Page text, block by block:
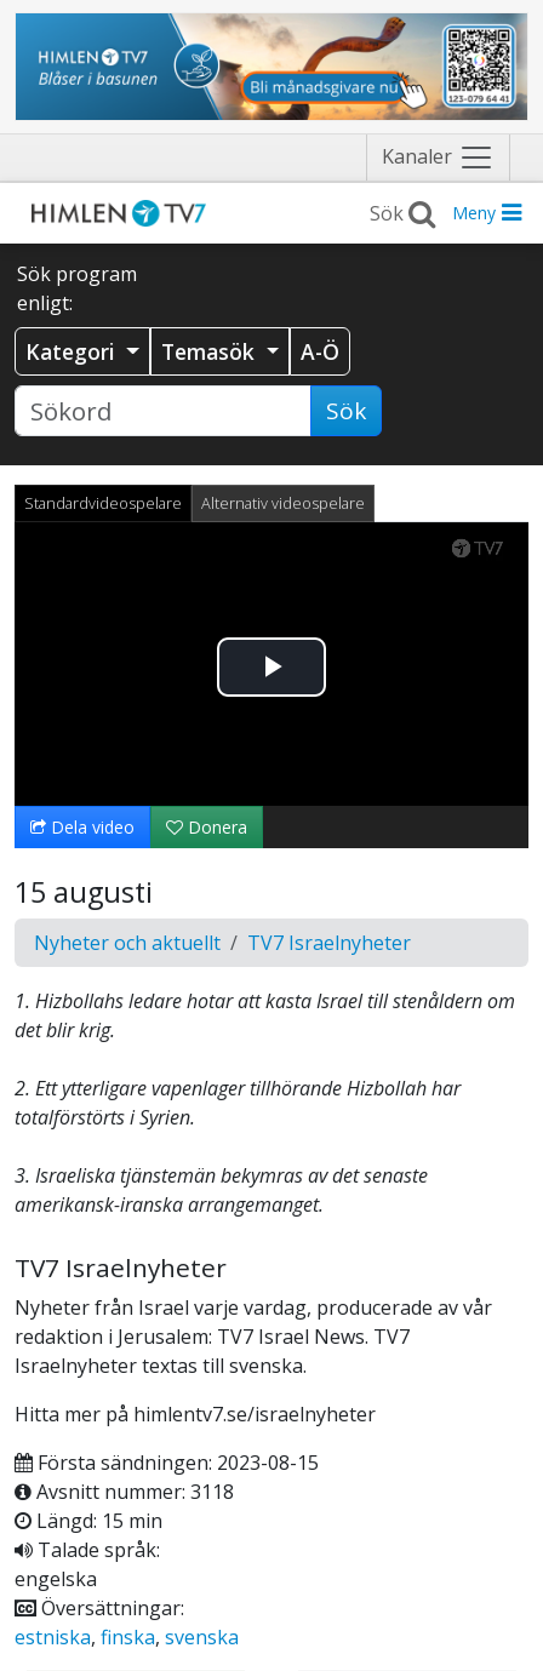
Kanaler Näytä
valikko
Meny
Sök program
enligt:
Kategori Temasök A-Ö
Sök
Standardvideospelare Alternativ videospelare
Spela
video
Dela video Donera
15 augusti
Nyheter och aktuellt TV7 Israelnyheter
1. Hizbollahs ledare hotar att kasta Israel till stenåldern om
det blir krig.
2. Ett ytterligare vapenlager tillhörande Hizbollah har
totalförstörts i Syrien.
3. Israeliska tjänstemän bekymras av det senaste
amerikansk-iranska arrangemanget.
TV7 Israelnyheter
Nyheter från Israel varje vardag, producerade av vår
redaktion i Jerusalem: TV7 Israel News. TV7
Israelnyheter textas till svenska.
Hitta mer på himlentv7.se/israelnyheter
Första sändningen: 2023-08-15
Avsnitt nummer: 3118
Längd: 15 min
Talade språk:
engelska
Översättningar:
estniska, finska, svenska